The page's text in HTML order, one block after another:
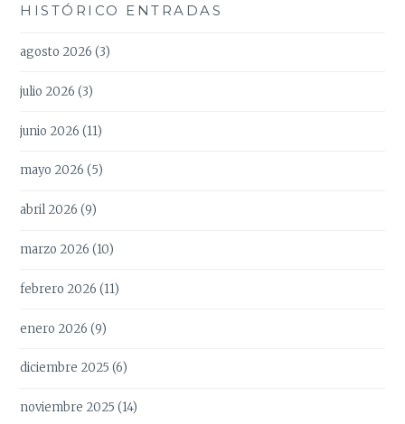
HISTÓRICO ENTRADAS
agosto 2026 (3)
julio 2026 (3)
junio 2026 (11)
mayo 2026 (5)
abril 2026 (9)
marzo 2026 (10)
febrero 2026 (11)
enero 2026 (9)
diciembre 2025 (6)
noviembre 2025 (14)